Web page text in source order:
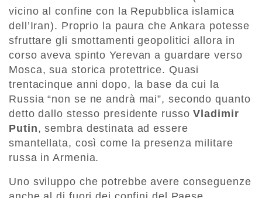
vicino al confine con la Repubblica islamica
dell’Iran). Proprio la paura che Ankara potesse
sfruttare gli smottamenti geopolitici allora in
corso aveva spinto Yerevan a guardare verso
Mosca, sua storica protettrice. Quasi
trentacinque anni dopo, la base da cui la
Russia “non se ne andrà mai”, secondo quanto
detto dallo stesso presidente russoVladimir
Putin, sembra destinata ad essere
smantellata, così come la presenza militare
russa in Armenia.
Uno sviluppo che potrebbe avere conseguenze